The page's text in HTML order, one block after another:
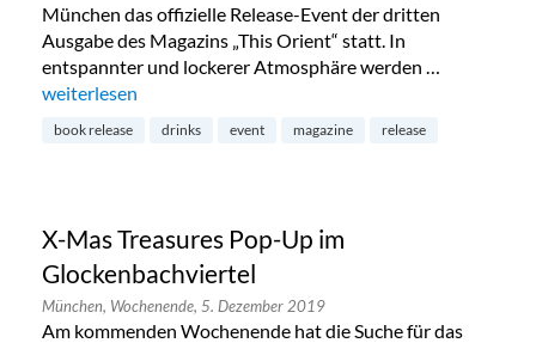
München das offizielle Release-Event der dritten
Ausgabe des Magazins „This Orient“ statt. In
entspannter und lockerer Atmosphäre werden …
„This Orient Magazin Release in Ludwigsvorstadt-
weiterlesen
book release drinks event magazine release
X-Mas Treasures Pop-Up im
Glockenbachviertel
München, Wochenende, 5. Dezember 2019
Am kommenden Wochenende hat die Suche für das